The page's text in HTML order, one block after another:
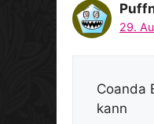
29.
Coanda
kann